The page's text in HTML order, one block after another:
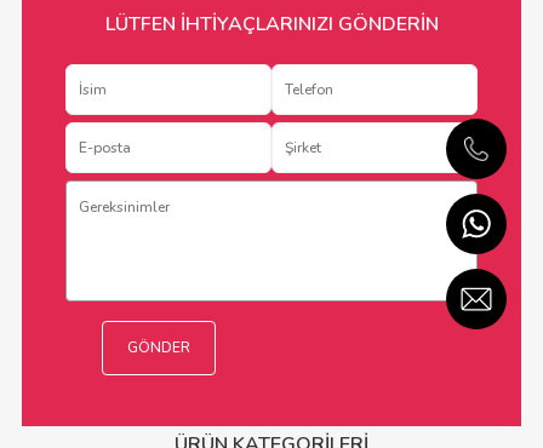
LÜTFEN İHTİYAÇLARINIZI GÖNDERİN